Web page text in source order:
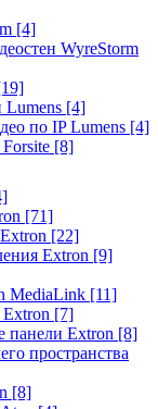
[4]
WyreStorm
[4]
по IP Lumens [4]
[8]
[71]
[22]
Extron [9]
MediaLink [11]
[7]
панели Extron [8]
пространства
[8]